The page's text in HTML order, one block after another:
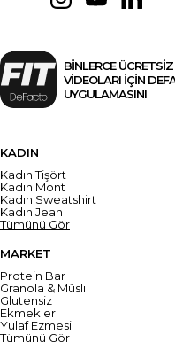
BİNLERCE
VİDEOLARI İÇİN
UYGULAMASINI
KADIN
Kadın Tişört
Kadın Mont
Kadın Sweatshirt
Kadın Jean
Tümünü Gör
MARKET
Protein Bar
Granola & Müsli
Glutensiz
Ekmekler
Yulaf Ezmesi
Tümünü Gör